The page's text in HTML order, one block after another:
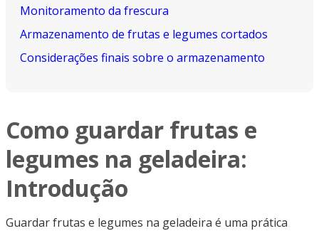
Monitoramento da frescura
Armazenamento de frutas e legumes cortados
Considerações finais sobre o armazenamento
Como guardar frutas e
legumes na geladeira:
Introdução
Guardar frutas e legumes na geladeira é uma prática